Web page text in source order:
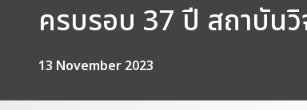
ครบรอบ 37 ปี สถาบันวิ
13 November 2023